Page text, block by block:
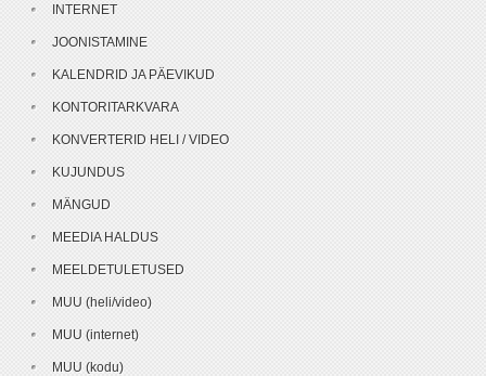
INTERNET
JOONISTAMINE
KALENDRID JA PÄEVIKUD
KONTORITARKVARA
KONVERTERID HELI / VIDEO
KUJUNDUS
MÄNGUD
MEEDIA HALDUS
MEELDETULETUSED
MUU (heli/video)
MUU (internet)
MUU (kodu)